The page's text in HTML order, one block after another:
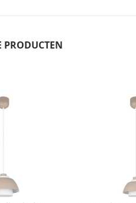
PRODUCTEN